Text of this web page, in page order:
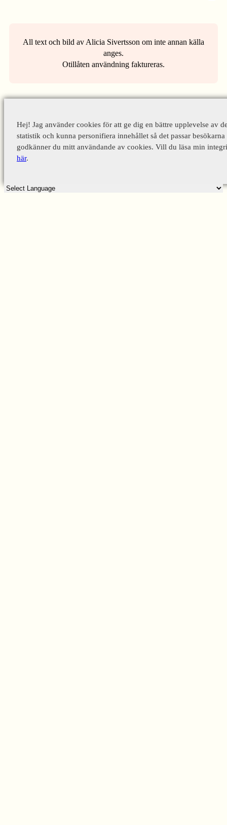
All text och bild av Alicia Sivertsson om inte annan källa
anges.
Otillåten användning faktureras.
Hej! Jag använder cookies för att ge dig en bättre upplevelse av
statistik och kunna personifiera innehållet så det passar
godkänner du mitt användande av cookies. Vill du läsa min
här.